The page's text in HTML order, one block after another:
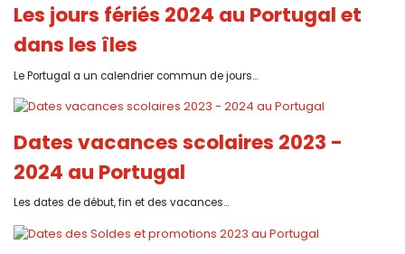
Les jours fériés 2024 au Portugal et
dans les îles
Le Portugal a un calendrier commun de jours...
Dates vacances scolaires 2023 -
2024 au Portugal
Les dates de début, fin et des vacances...